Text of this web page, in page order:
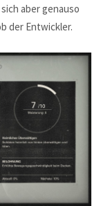
aber genauso
der Entwickler.